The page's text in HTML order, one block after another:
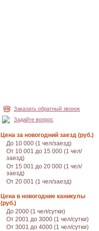
Заказать обратный звонок
Задайте вопрос
Цена за новогодний заезд (руб.)
До 10 000 (1 чел/заезд)
От 10 001 до 15 000 (1 чел/
заезд)
От 15 001 до 20 000 (1 чел/
заезд)
От 20 001 (1 чел/заезд)
Цена в новогодние каникулы
(руб.)
До 2000 (1 чел/сутки)
От 2001 до 3000 (1 чел/сутки)
От 3001 до 4000 (1 чел/сутки)